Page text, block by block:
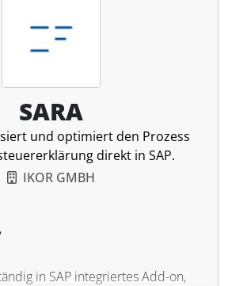
SARA
und optimiert den Prozess
direkt in SAP.
IKOR GMBH
in SAP integriertes Add-on,